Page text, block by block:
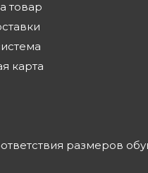
товар
карта
размеров